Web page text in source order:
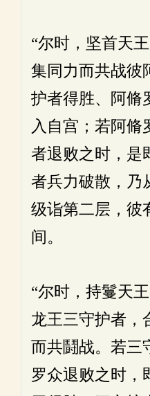
“尔时，坚首天
集同力而共战彼
护者得胜、阿脩
入自宫；若阿脩
者退败之时，是
者兵力破散，乃
级诣第二层，彼
间。
“尔时，持鬘天
龙王三守护者，
而共鬪战。若三
罗众退败之时，